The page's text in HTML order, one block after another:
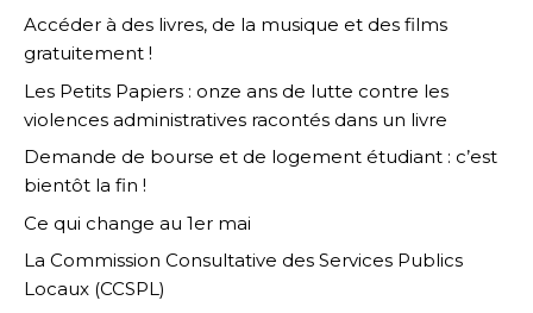
Accéder à des livres, de la musique et des films
gratuitement !
Les Petits Papiers : onze ans de lutte contre les
violences administratives racontés dans un livre
Demande de bourse et de logement étudiant : c’est
bientôt la fin !
Ce qui change au 1er mai
La Commission Consultative des Services Publics
Locaux (CCSPL)